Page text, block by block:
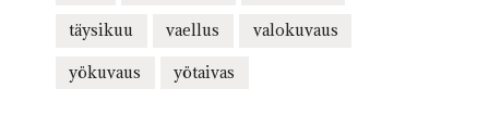
täysikuu vaellus valokuvaus
yökuvaus yötaivas